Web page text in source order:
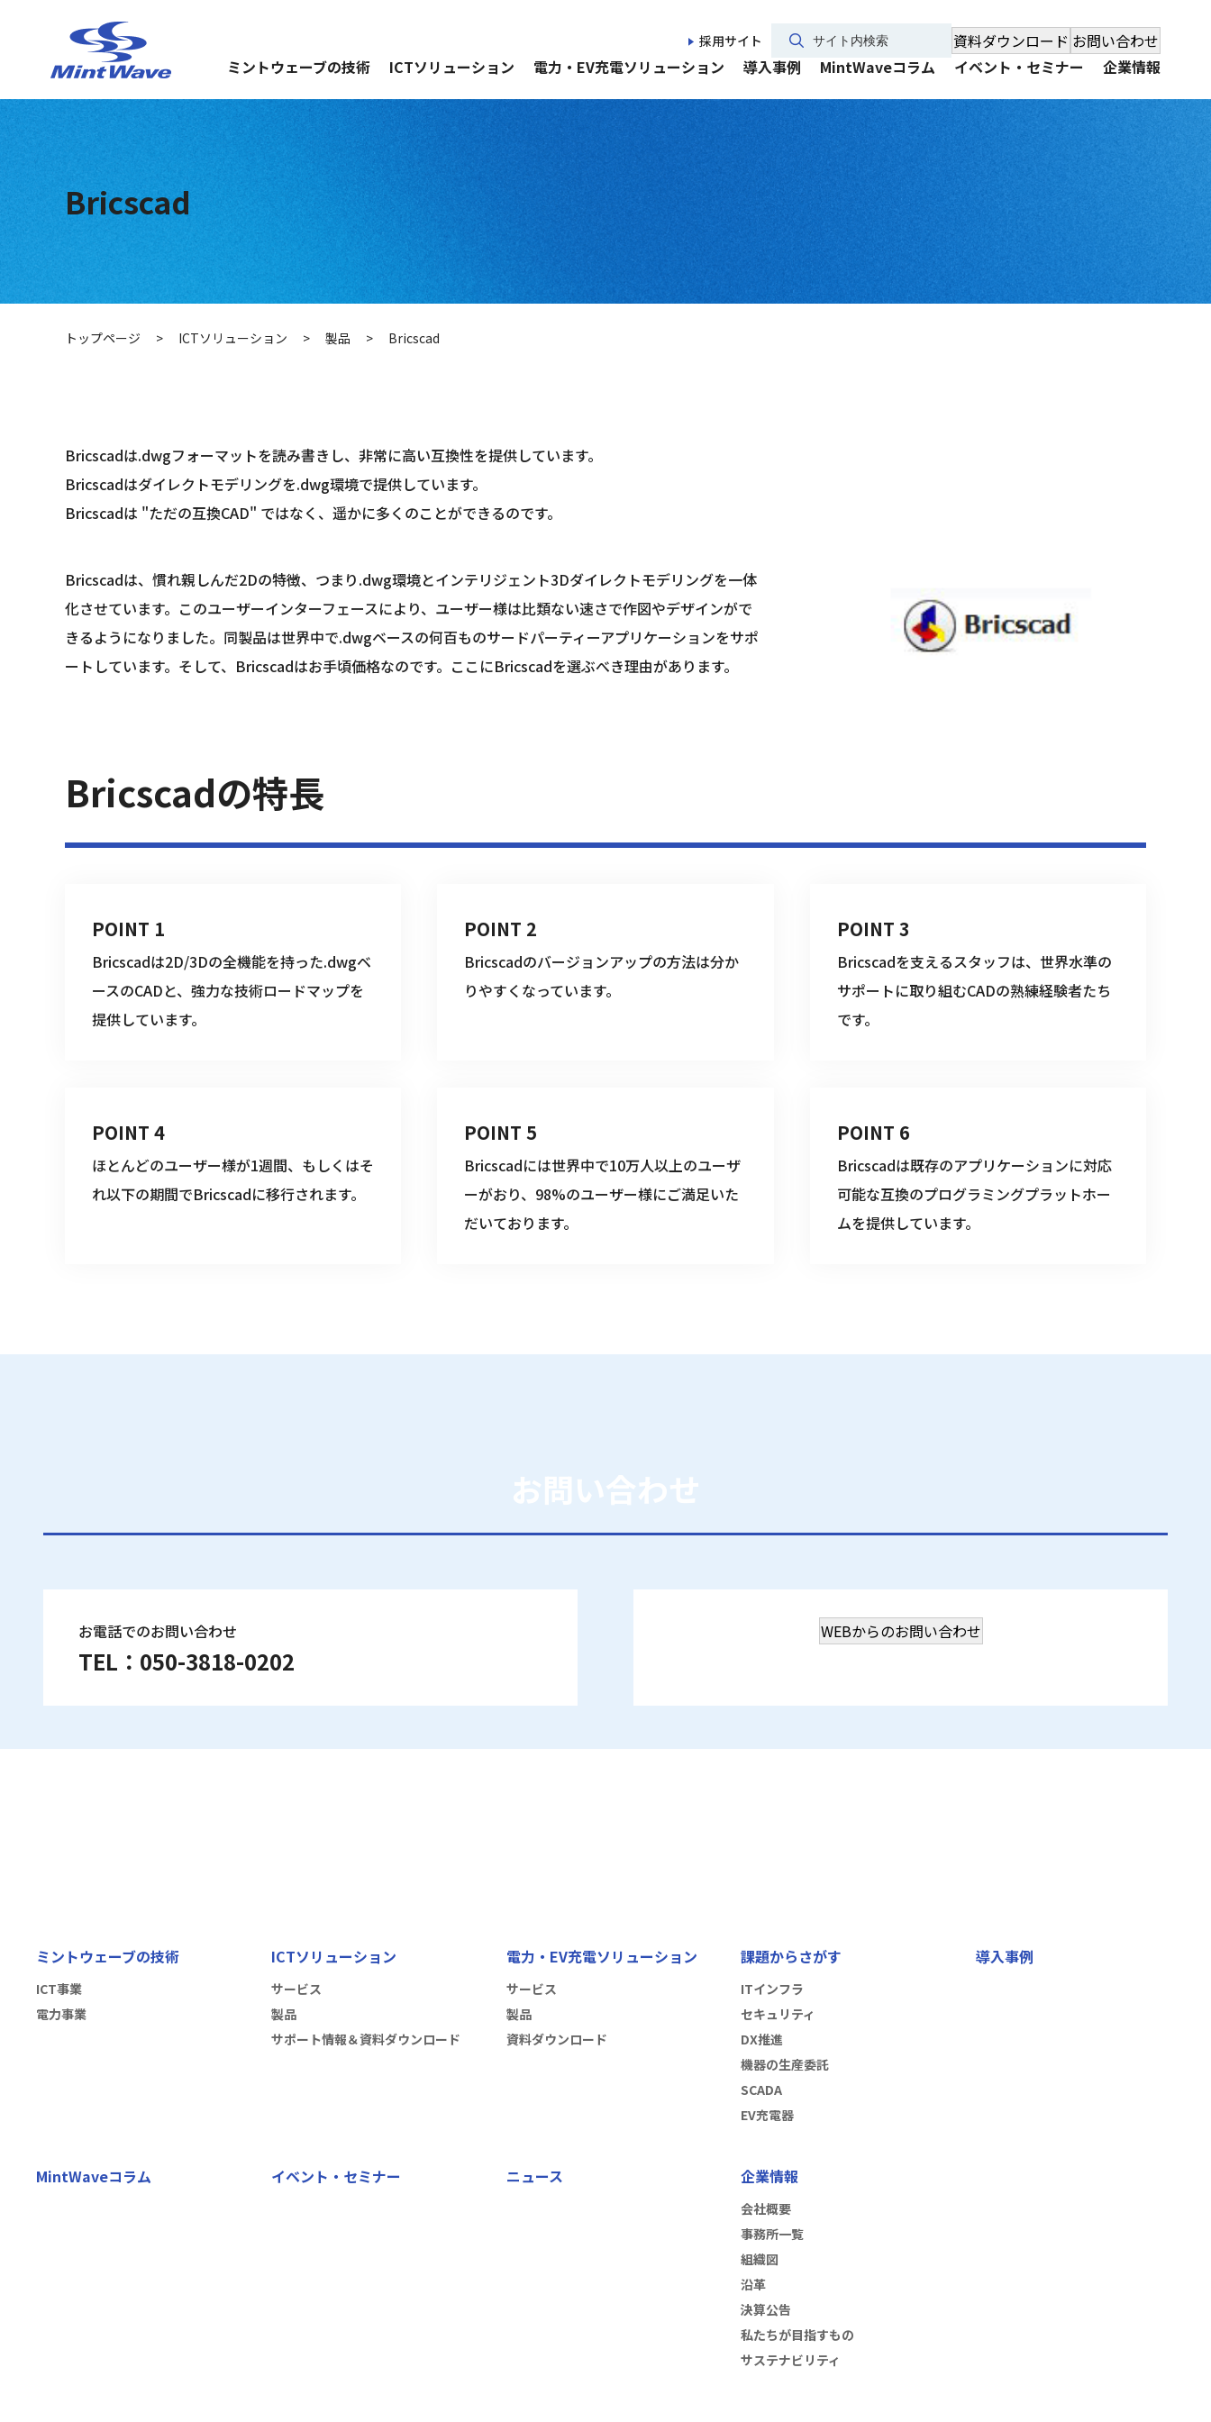
採用サイト 資料ダウンロード お問い合わせ
ミントウェーブの技術
ICTソリューション 電力・EV充電ソリューション 導入事例 MintWaveコラム イベント・セミナー 企業情報
Bricscad
トップページ > ICTソリューション > 製品 > Bricscad
Bricscadは.dwgフォーマットを読み書きし、非常に高い互換性を提供しています。
Bricscadはダイレクトモデリングを.dwg環境で提供しています。
Bricscadは "ただの互換CAD" ではなく、遥かに多くのことができるのです。
Bricscadは、慣れ親しんだ2Dの特徴、つまり.dwg環境とインテリジェント3Dダイレクトモデリングを一体
化させています。このユーザーインターフェースにより、ユーザー様は比類ない速さで作図やデザインがで
きるようになりました。同製品は世界中で.dwgベースの何百ものサードパーティーアプリケーションをサポ
ートしています。そして、Bricscadはお手頃価格なのです。ここにBricscadを選ぶべき理由があります。
Bricscadの特長
POINT 1
Bricscadは2D/3Dの全機能を持った.dwgベ
ースのCADと、強力な技術ロードマップを
提供しています。
POINT 2
Bricscadのバージョンアップの方法は分か
りやすくなっています。
POINT 3
Bricscadを支えるスタッフは、世界水準の
サポートに取り組むCADの熟練経験者たち
です。
POINT 4
ほとんどのユーザー様が1週間、もしくはそ
れ以下の期間でBricscadに移行されます。
POINT 5
Bricscadには世界中で10万人以上のユーザ
ーがおり、98%のユーザー様にご満足いた
だいております。
POINT 6
Bricscadは既存のアプリケーションに対応
可能な互換のプログラミングプラットホー
ムを提供しています。
お問い合わせ
お電話でのお問い合わせ
TEL： 050-3818-0202
WEBからのお問い合わせ
ミントウェーブの技術
ICT事業
電力事業
ICTソリューション
サービス
製品
サポート情報＆資料ダウンロード
電力・EV充電ソリューション
サービス
製品
資料ダウンロード
課題からさがす
ITインフラ
セキュリティ
DX推進
機器の生産委託
SCADA
EV充電器
導入事例
MintWaveコラム イベント・セミナー ニュース 企業情報
会社概要
事務所一覧
組織図
沿革
決算公告
私たちが目指すもの
サステナビリティ